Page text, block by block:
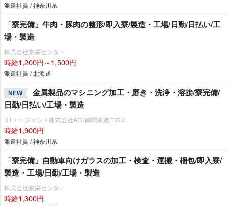
派遣社員 / 神奈川県
「寮完備」牛肉・豚肉の整形/即入寮/製造・工場/日勤/日払い/工
場・製造
株式会社京栄センター
時給1,200円～1,500円
派遣社員 / 北海道
NEW
金属製品のマシニング加工・磨き・洗浄・溶接/寮完備/
日勤/日払い/工場・製造
UTエージェント株式会社AGT南関東第二CU
時給1,900円
派遣社員 / 神奈川県
「寮完備」自動車向けガラスの加工・検査・運搬・梱包/即入寮/
製造・工場/日勤/工場・製造
株式会社京栄センター
時給1,300円